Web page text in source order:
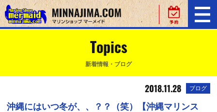
Topics
新着情報・ブログ
2018.11.28 ブログ
沖縄にはいつ冬が、、？？（笑）【沖縄マリンス